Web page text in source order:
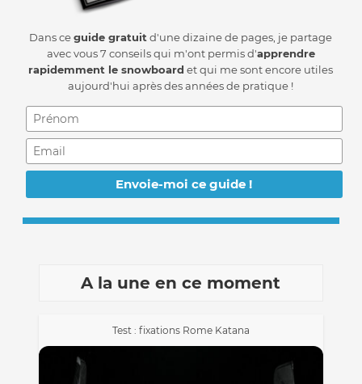
Dans ceguide gratuitd'une dizaine de pages, je partage
avec vous 7 conseils qui m'ont permis d'apprendre
rapidemment le snowboard et qui me sont encore utiles
aujourd'hui après des années de pratique !
A la une en ce moment
Test : fixations Rome Katana